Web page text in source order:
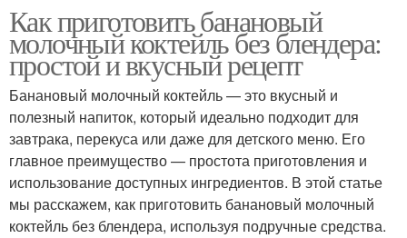
Как приготовить банановый
молочный коктейль без блендера:
простой и вкусный рецепт
Банановый молочный коктейль — это вкусный и
полезный напиток, который идеально подходит для
завтрака, перекуса или даже для детского меню. Его
главное преимущество — простота приготовления и
использование доступных ингредиентов. В этой статье
мы расскажем, как приготовить банановый молочный
коктейль без блендера, используя подручные средства.